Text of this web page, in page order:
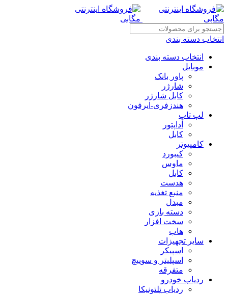
انتخاب دسته بندی
انتخاب دسته بندی
موبایل
پاور بانک
شارژر
کابل شارژر
هندزفری-ایرفون
لپ تاپ
آداپتور
کابل
کامپیوتر
کیبورد
ماوس
کابل
هدست
منبع تغذیه
مبدل
دسته بازی
سخت افزار
هاب
سایر تجهیزات
اسپیکر
اسپلیتر و سوییچ
متفرقه
ردیاب خودرو
ردیاب تلتونیکا